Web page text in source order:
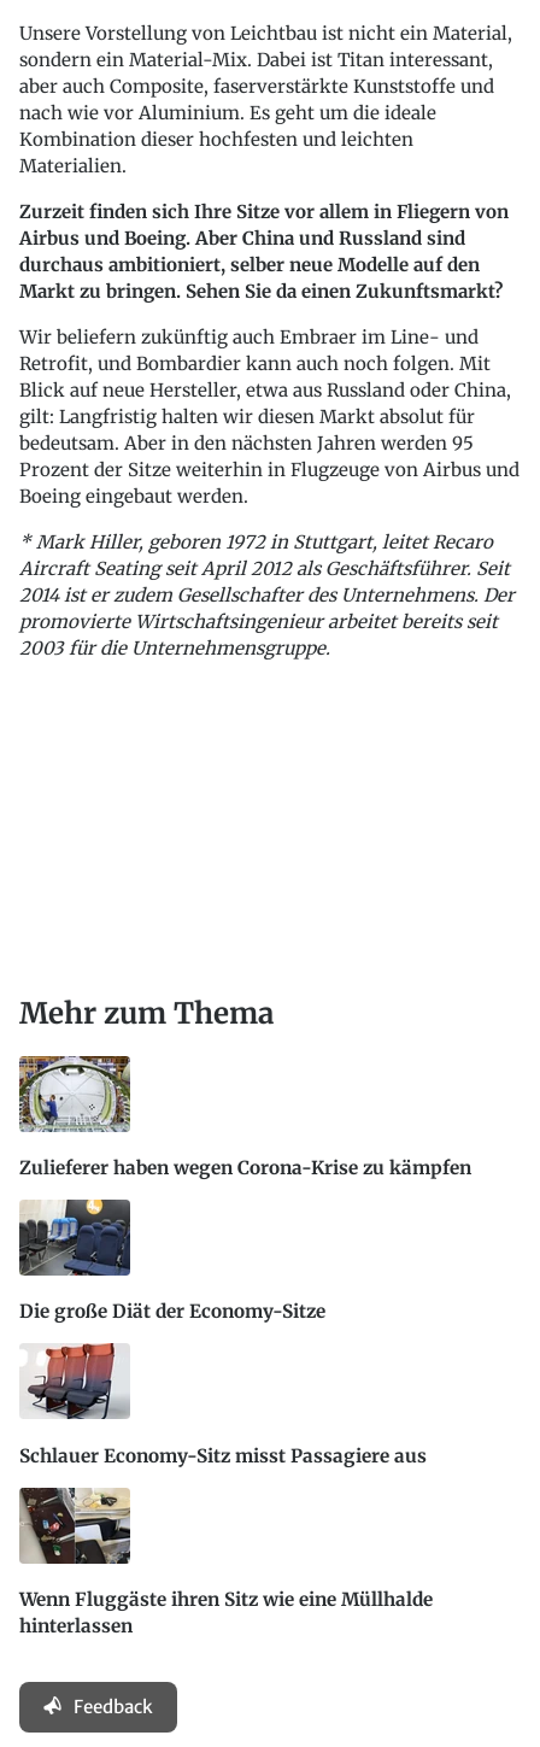
Unsere Vorstellung von Leichtbau ist nicht ein Material,
sondern ein Material-Mix. Dabei ist Titan interessant,
aber auch Composite, faserverstärkte Kunststoffe und
nach wie vor Aluminium. Es geht um die ideale
Kombination dieser hochfesten und leichten
Materialien.
Zurzeit finden sich Ihre Sitze vor allem in Fliegern von
Airbus und Boeing. Aber China und Russland sind
durchaus ambitioniert, selber neue Modelle auf den
Markt zu bringen. Sehen Sie da einen Zukunftsmarkt?
Wir beliefern zukünftig auch Embraer im Line- und
Retrofit, und Bombardier kann auch noch folgen. Mit
Blick auf neue Hersteller, etwa aus Russland oder China,
gilt: Langfristig halten wir diesen Markt absolut für
bedeutsam. Aber in den nächsten Jahren werden 95
Prozent der Sitze weiterhin in Flugzeuge von Airbus und
Boeing eingebaut werden.
* Mark Hiller, geboren 1972 in Stuttgart, leitet Recaro
Aircraft Seating seit April 2012 als Geschäftsführer. Seit
2014 ist er zudem Gesellschafter des Unternehmens. Der
promovierte Wirtschaftsingenieur arbeitet bereits seit
2003 für die Unternehmensgruppe.
Mehr zum Thema
Zulieferer haben wegen Corona-Krise zu kämpfen
Die große Diät der Economy-Sitze
Schlauer Economy-Sitz misst Passagiere aus
Wenn Fluggäste ihren Sitz wie eine Müllhalde
hinterlassen
Feedback